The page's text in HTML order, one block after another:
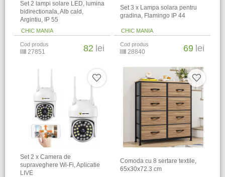
Set 2 lampi solare LED, lumina
bidirectionala, Alb cald,
Argintiu, IP 55
CHIC MANIA
Cod produs
27851 82 lei
Set 3 x Lampa solara pentru
gradina, Flamingo IP 44
CHIC MANIA
Cod produs
28840 69 lei
Set 2 x Camera de
supraveghere Wi-Fi, Aplicatie
LIVE
Comoda cu 8 sertare textile,
65x30x72.3 cm